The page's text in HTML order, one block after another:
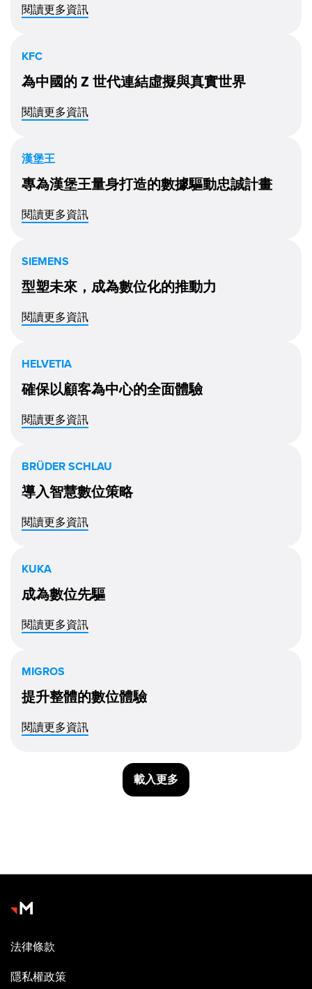
閱讀更多資訊
KFC
為中國的 Z 世代連結虛擬與真實世界
閱讀更多資訊
漢堡王
專為漢堡王量身打造的數據驅動忠誠計畫
閱讀更多資訊
SIEMENS
型塑未來，成為數位化的推動力
閱讀更多資訊
HELVETIA
確保以顧客為中心的全面體驗
閱讀更多資訊
BRÜDER SCHLAU
導入智慧數位策略
閱讀更多資訊
KUKA
成為數位先驅
閱讀更多資訊
MIGROS
提升整體的數位體驗
閱讀更多資訊
載入更多
法律條款
隱私權政策